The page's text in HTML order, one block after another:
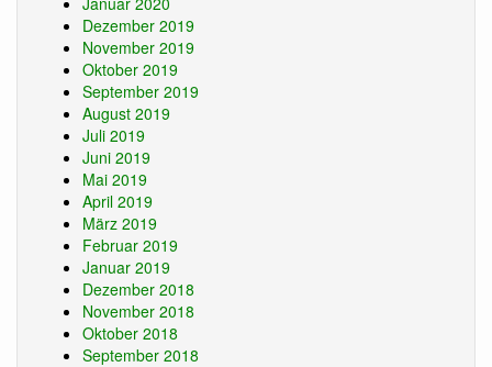
Dezember 2019
November 2019
Oktober 2019
September 2019
August 2019
Juli 2019
Juni 2019
Mai 2019
April 2019
März 2019
Februar 2019
Januar 2019
Dezember 2018
November 2018
Oktober 2018
September 2018